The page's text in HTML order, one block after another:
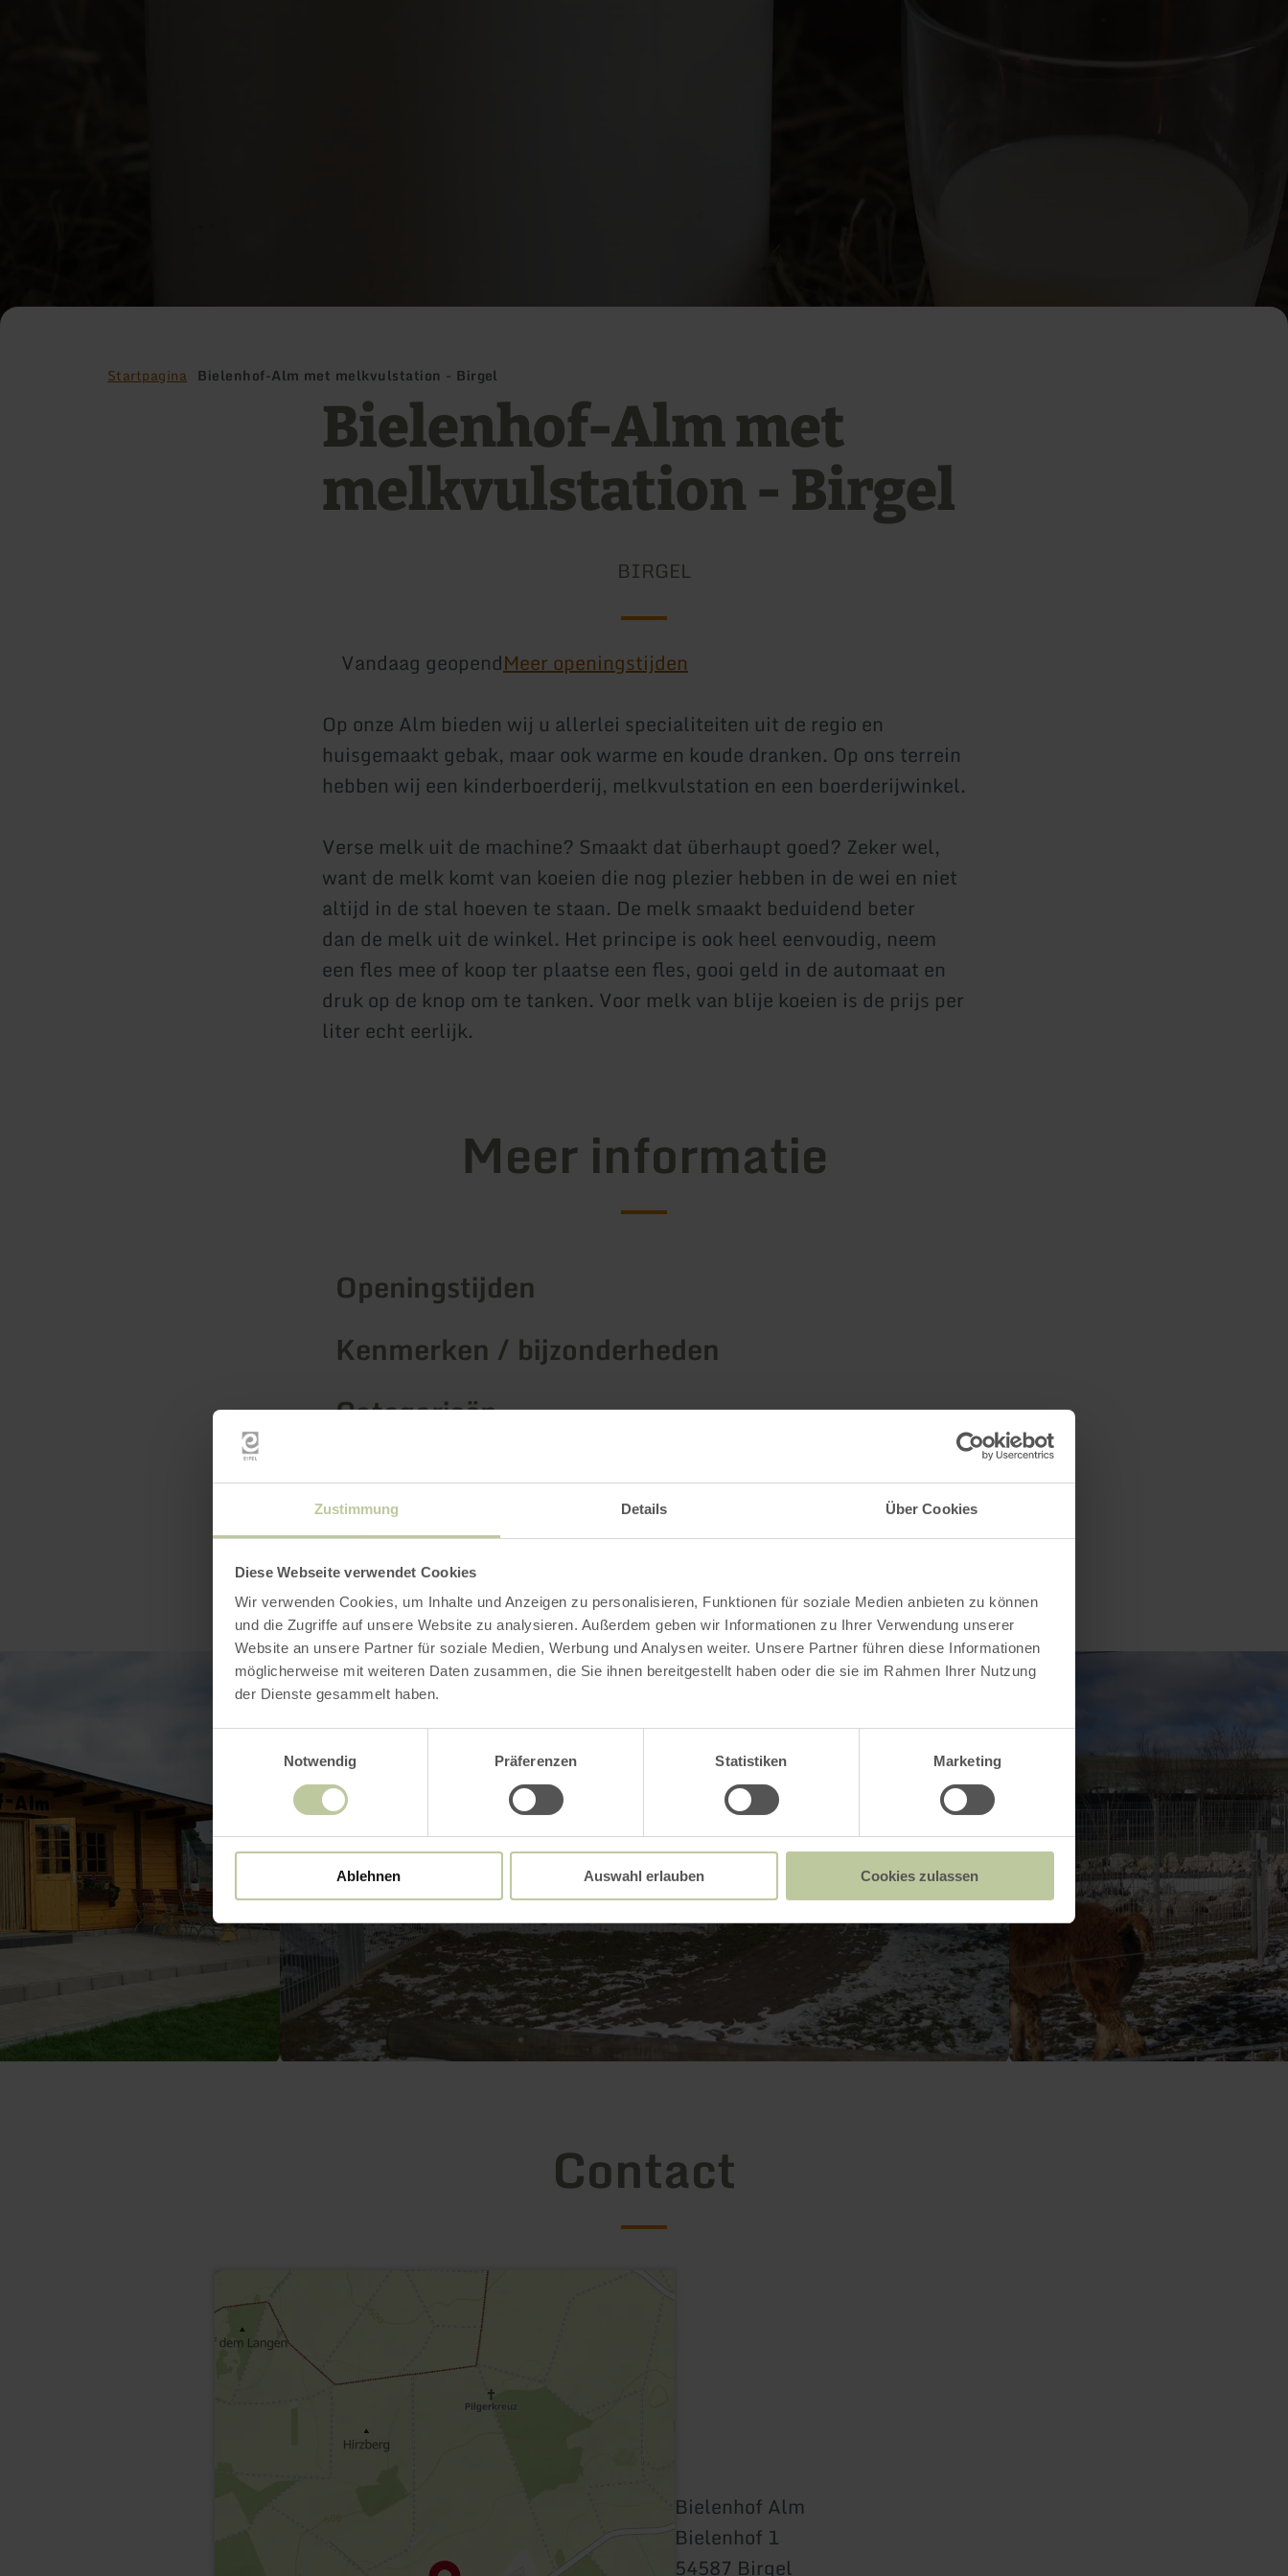
Zustimmung Details Über Cookies
Diese Webseite verwendet Cookies
Wir verwenden Cookies, um Inhalte und Anzeigen zu personalisieren, Funktionen für soziale Medien anbieten zu können
und die Zugriffe auf unsere Website zu analysieren. Außerdem geben wir Informationen zu Ihrer Verwendung unserer
Website an unsere Partner für soziale Medien, Werbung und Analysen weiter. Unsere Partner führen diese Informationen
möglicherweise mit weiteren Daten zusammen, die Sie ihnen bereitgestellt haben oder die sie im Rahmen Ihrer Nutzung
der Dienste gesammelt haben.
Notwendig
Präferenzen Statistiken Marketing
Ablehnen Auswahl erlauben Cookies zulassen
Startpagina Bielenhof-Alm met melkvulstation - Birgel
Bielenhof-Alm met
melkvulstation - Birgel
BIRGEL
Vandaag geopendMeer openingstijden
Op onze Alm bieden wij u allerlei specialiteiten uit de regio en
huisgemaakt gebak, maar ook warme en koude dranken. Op ons terrein
hebben wij een kinderboerderij, melkvulstation en een boerderijwinkel.
Verse melk uit de machine? Smaakt dat überhaupt goed? Zeker wel,
want de melk komt van koeien die nog plezier hebben in de wei en niet
altijd in de stal hoeven te staan. De melk smaakt beduidend beter
dan de melk uit de winkel. Het principe is ook heel eenvoudig, neem
een fles mee of koop ter plaatse een fles, gooi geld in de automaat en
druk op de knop om te tanken. Voor melk van blije koeien is de prijs per
liter echt eerlijk.
Meer informatie
Openingstijden
Kenmerken / bijzonderheden
Categorieën
Impressies
Contact
Bielenhof Alm
Bielenhof 1
54587 Birgel